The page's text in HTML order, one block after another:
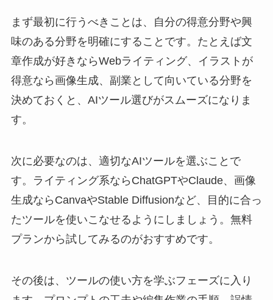
まず最初に行うべきことは、自分の得意分野や興
味のある分野を明確にすることです。たとえば文
章作成が好きならWebライティング、イラストが
得意なら画像生成、副業として向いている分野を
決めておくと、AIツール選びがスムーズになりま
す。
次に必要なのは、適切なAIツールを選ぶことで
す。ライティング系ならChatGPTやClaude、画像
生成ならCanvaやStable Diffusionなど、目的に合っ
たツールを使いこなせるようにしましょう。無料
プランから試してみるのがおすすめです。
その後は、ツールの使い方を学ぶフェーズに入り